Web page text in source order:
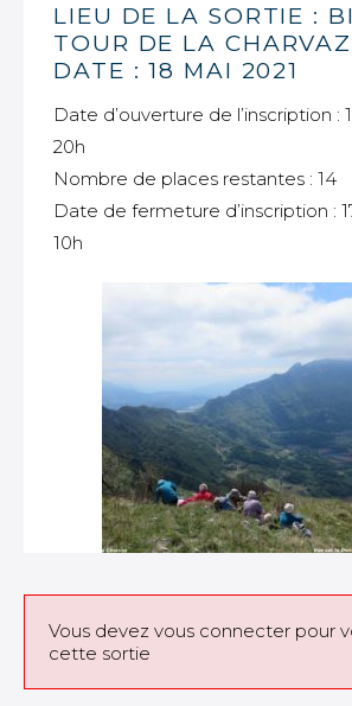
LIEU DE LA SORTIE :
TOUR DE LA CHARVAZ
DATE : 18 MAI 2021
Date d’ouverture de l’inscription :
20h
Nombre de places restantes : 14
Date de fermeture d’inscription :
10h
Vous devez vous connecter pour
cette sortie